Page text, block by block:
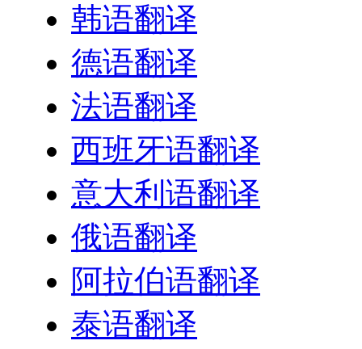
韩语翻译
德语翻译
法语翻译
西班牙语翻译
意大利语翻译
俄语翻译
阿拉伯语翻译
泰语翻译